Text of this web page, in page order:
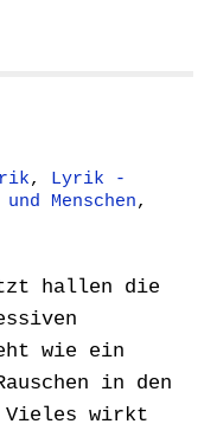
, Lyrik -
Menschen,
hallen die
wie ein
in den
Vieles wirkt